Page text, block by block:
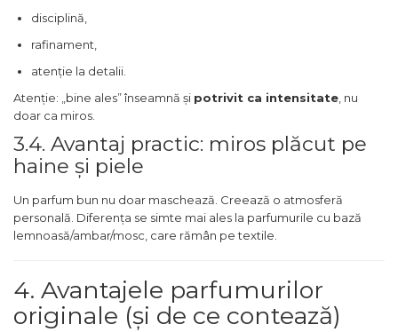
Note Marine
Nucusoara
Orhidee
Orientale
Oud
Paciuli
Para
Pelin
Pepene
Piele
Piersica
disciplină,
rafinament,
atenție la detalii.
Atenție: „bine ales” înseamnă și potrivit ca intensitate , nu
doar ca miros.
3.4. Avantaj practic: miros plăcut pe
haine și piele
Un parfum bun nu doar maschează. Creează o atmosferă
personală. Diferența se simte mai ales la parfumurile cu bază
lemnoasă/ambar/mosc, care rămân pe textile.
4. Avantajele parfumurilor
originale (și de ce contează)